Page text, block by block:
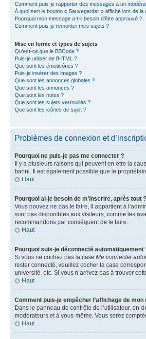
Comment puis-je rapporter des messages à un
À quoi sert le bouton « Sauvegarder » affiché lors de la
Pourquoi mon message a-t-il besoin d’être approuvé ?
Comment puis-je remonter mes sujets ?
Mise en forme et types de sujets
Qu’est-ce que le BBCode ?
Puis-je utiliser de l’HTML ?
Que sont les émoticônes ?
Puis-je insérer des images ?
Que sont les annonces globales ?
Que sont les annonces ?
Que sont les notes ?
Que sont les sujets verrouillés ?
Que sont les icônes de sujet ?
Problèmes de connexion et
Pourquoi ne puis-je pas me connecter ?
Il y a plusieurs raisons qui peuvent en être la
banni. Il est également possible que le
Haut
Pourquoi ai-je besoin de m’inscrire, après tout ?
Vous pouvez ne pas le faire, il appartient à
sont pas disponibles aux visiteurs, comme les
recommandons par conséquent de le faire.
Haut
Pourquoi suis-je déconnecté automatiquement
Si vous ne cochez pas la case Me connecter
rester connecté, veuillez cocher la case
université, etc. Si vous n’arrivez pas à trouver
Haut
Comment puis-je empêcher l’affichage de
Dans le panneau de contrôle de l’utilisateur, en-
modérateurs et à vous-même. Vous serez
Haut